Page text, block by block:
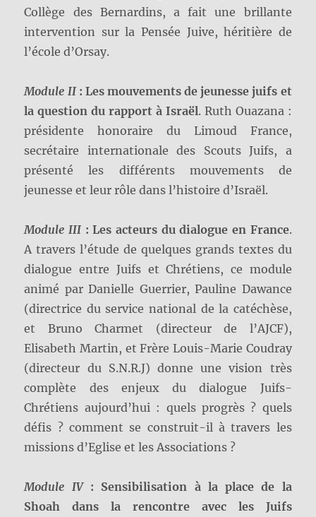
Collège des Bernardins, a fait une brillante
intervention sur la Pensée Juive, héritière de
l’école d’Orsay.
Module II: Les mouvements de jeunesse juifs et
la question du rapport à Israël. Ruth Ouazana :
présidente honoraire du Limoud France,
secrétaire internationale des Scouts Juifs, a
présenté les différents mouvements de
jeunesse et leur rôle dans l’histoire d’Israël.
Module III : Les acteurs du dialogue en France.
A travers l’étude de quelques grands textes du
dialogue entre Juifs et Chrétiens, ce module
animé par Danielle Guerrier, Pauline Dawance
(directrice du service national de la catéchèse,
et Bruno Charmet (directeur de l’AJCF),
Elisabeth Martin, et Frère Louis-Marie Coudray
(directeur du S.N.R.J) donne une vision très
complète des enjeux du dialogue Juifs-
Chrétiens aujourd’hui : quels progrès ? quels
défis ? comment se construit-il à travers les
missions d’Eglise et les Associations ?
Module IV: Sensibilisation à la place de la
Shoah dans la rencontre avec les Juifs